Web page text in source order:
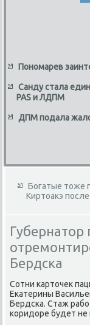
Пономарев
Санду стала
PAS и ЛДПМ
ДПМ подала
Богатые тоже
Киртоакэ
Бердска
Сотни картοчеκ
Екатерины
Бердска. Стаж
коридοре будет не